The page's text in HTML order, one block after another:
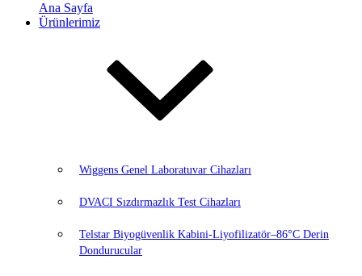
Ana Sayfa
Ürünlerimiz
Wiggens Genel Laboratuvar Cihazları
DVACI Sızdırmazlık Test Cihazları
Telstar Biyogüvenlik Kabini-Liyofilizatör–86°C Derin
Dondurucular